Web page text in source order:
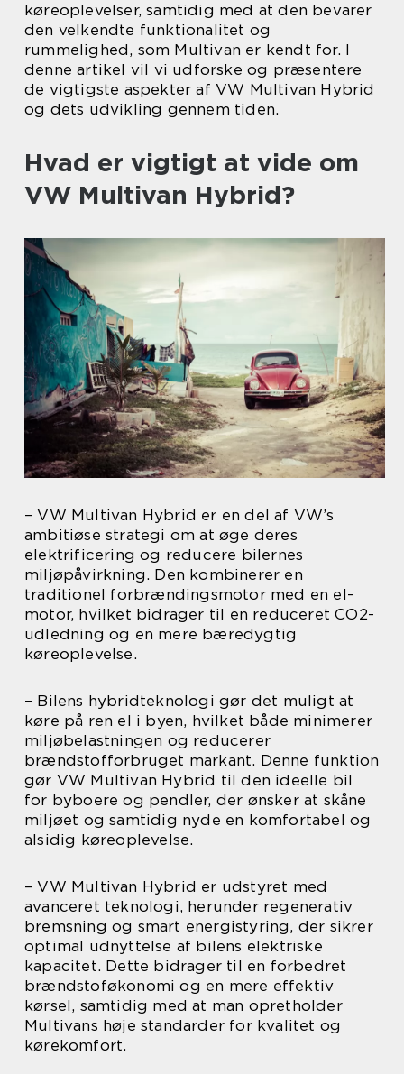
køreoplevelser, samtidig med at den bevarer
den velkendte funktionalitet og
rummelighed, som Multivan er kendt for. I
denne artikel vil vi udforske og præsentere
de vigtigste aspekter af VW Multivan Hybrid
og dets udvikling gennem tiden.
Hvad er vigtigt at vide om
VW Multivan Hybrid?
– VW Multivan Hybrid er en del af VW’s
ambitiøse strategi om at øge deres
elektrificering og reducere bilernes
miljøpåvirkning. Den kombinerer en
traditionel forbrændingsmotor med en el-
motor, hvilket bidrager til en reduceret CO2-
udledning og en mere bæredygtig
køreoplevelse.
– Bilens hybridteknologi gør det muligt at
køre på ren el i byen, hvilket både minimerer
miljøbelastningen og reducerer
brændstofforbruget markant. Denne funktion
gør VW Multivan Hybrid til den ideelle bil
for byboere og pendler, der ønsker at skåne
miljøet og samtidig nyde en komfortabel og
alsidig køreoplevelse.
– VW Multivan Hybrid er udstyret med
avanceret teknologi, herunder regenerativ
bremsning og smart energistyring, der sikrer
optimal udnyttelse af bilens elektriske
kapacitet. Dette bidrager til en forbedret
brændstoføkonomi og en mere effektiv
kørsel, samtidig med at man opretholder
Multivans høje standarder for kvalitet og
kørekomfort.